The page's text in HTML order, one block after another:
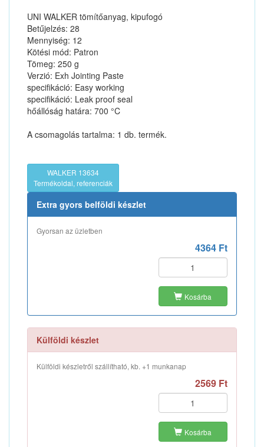
UNI WALKER tömítőanyag, kipufogó
Betűjelzés: 28
Mennyiség: 12
Kötési mód: Patron
Tömeg: 250 g
Verzió: Exh Jointing Paste
specifikáció: Easy working
specifikáció: Leak proof seal
hőállóság határa: 700 °C
A csomagolás tartalma: 1 db. termék.
WALKER 13634
Termékoldal, referenciák
Extra gyors belföldi készlet
Gyorsan az üzletben
4364 Ft
Kosárba
Külföldi készlet
Külföldi készletről szállítható, kb. +1 munkanap
2569 Ft
Kosárba